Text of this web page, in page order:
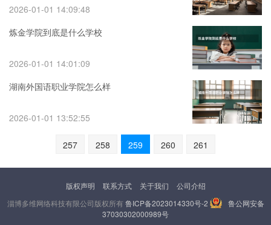
2026-01-01 14:09:48
炼金学院到底是什么学校
2026-01-01 14:01:09
湖南外国语职业学院怎么样
2026-01-01 13:52:55
257 258 259 260 261
版权声明 联系方式 关于我们
公司介绍
淄博多维网络科技有限公司版权所有鲁ICP备2023014330号-2
鲁公网安备
37030302000989号